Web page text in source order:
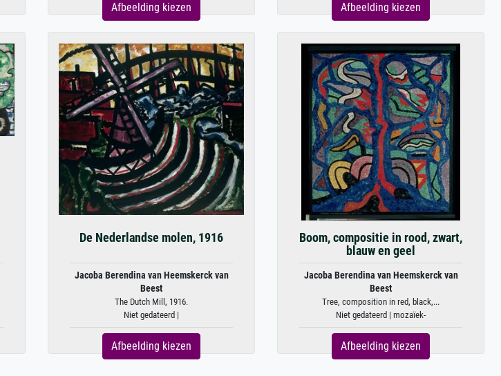
Afbeelding kiezen Afbeelding kiezen
De Nederlandse molen, 1916
Jacoba Berendina van Heemskerck van
Beest
The Dutch Mill, 1916.
Niet gedateerd |
Afbeelding kiezen
Boom, compositie in rood, zwart,
blauw en geel
Jacoba Berendina van Heemskerck van
Beest
Tree, composition in red, black,...
Niet gedateerd | mozaïek-
Afbeelding kiezen